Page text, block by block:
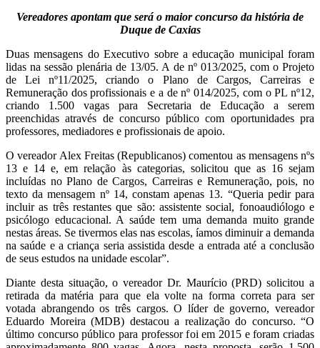
Vereadores apontam que será o maior concurso da história de
Duque de Caxias
Duas mensagens do Executivo sobre a educação municipal foram
lidas na sessão plenária de 13/05. A de nº 013/2025, com o Projeto
de Lei nº11/2025, criando o Plano de Cargos, Carreiras e
Remuneração dos profissionais e a de nº 014/2025, com o PL nº12,
criando 1.500 vagas para Secretaria de Educação a serem
preenchidas através de concurso público com oportunidades pra
professores, mediadores e profissionais de apoio.
O vereador Alex Freitas (Republicanos) comentou as mensagens nºs
13 e 14 e, em relação às categorias, solicitou que as 16 sejam
incluídas no Plano de Cargos, Carreiras e Remuneração, pois, no
texto da mensagem nº 14, constam apenas 13. “Queria pedir para
incluir as três restantes que são: assistente social, fonoaudiólogo e
psicólogo educacional. A saúde tem uma demanda muito grande
nestas áreas. Se tivermos elas nas escolas, íamos diminuir a demanda
na saúde e a criança seria assistida desde a entrada até a conclusão
de seus estudos na unidade escolar”.
Diante desta situação, o vereador Dr. Maurício (PRD) solicitou a
retirada da matéria para que ela volte na forma correta para ser
votada abrangendo os três cargos. O líder de governo, vereador
Eduardo Moreira (MDB) destacou a realização do concurso. “O
último concurso público para professor foi em 2015 e foram criadas